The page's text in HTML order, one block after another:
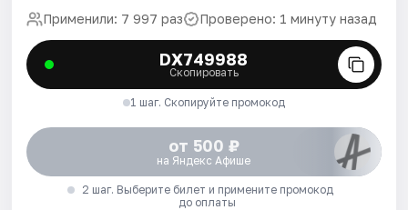
Применили: 7 997 раз Проверено: 1 минуту назад
DX749988
Скопировать
1 шаг. Скопируйте промокод
от 500 ₽
на Яндекс Афише
2 шаг. Выберите билет и примените промокод
до оплаты